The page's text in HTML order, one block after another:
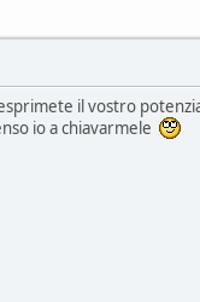
il vostro
io a chiavarmele